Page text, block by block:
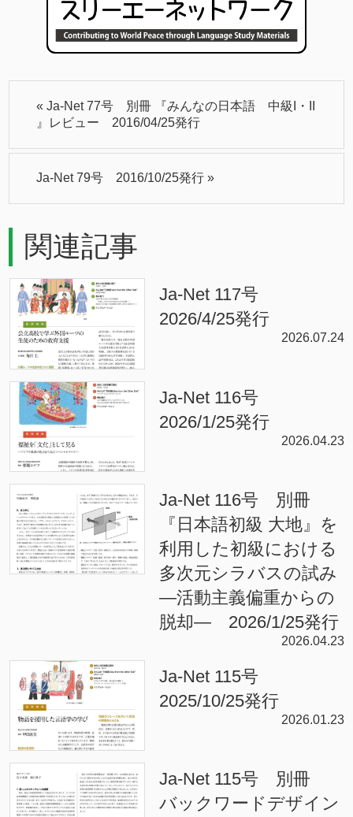
«Ja-Net 77号 別冊 『みんなの日本語 中級I・II
』レビュー 2016/04/25発行
Ja-Net 79号 2016/10/25発行 »
関連記事
Ja-Net 117号
2026/4/25発行
2026.07.24
Ja-Net 116号
2026/1/25発行
2026.04.23
Ja-Net 116号 別冊
『日本語初級 大地』を
利用した初級における
多次元シラバスの試み
—活動主義偏重からの
脱却— 2026/1/25発行
2026.04.23
Ja-Net 115号
2025/10/25発行
2026.01.23
Ja-Net 115号 別冊
バックワードデザイン